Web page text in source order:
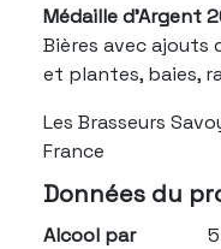
Médaille d'Argent
Bières avec ajouts
et plantes, baies,
Les Brasseurs
France
Données du
Alcool par